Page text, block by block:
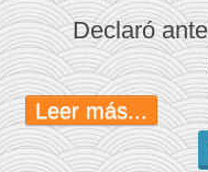
Declaró
Leer más...